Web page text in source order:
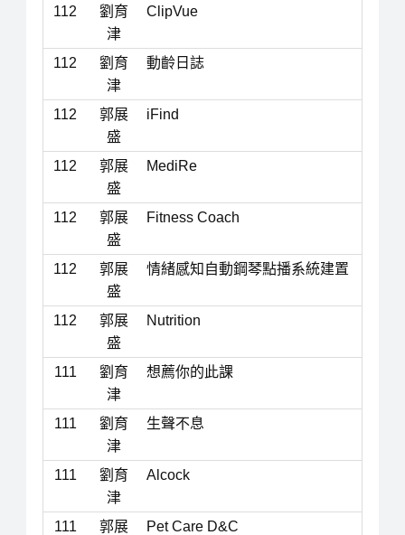
112
劉育
津
ClipVue
112
劉育
津
動齡日誌
112
郭展
盛
iFind
112
郭展
盛
MediRe
112
郭展
盛
Fitness Coach
112
郭展
盛
情緒感知自動鋼琴點播系統建置
112
郭展
盛
Nutrition
111
劉育
津
想薦你的此課
111
劉育
津
生聲不息
111
劉育
津
Alcock
111
郭展
Pet Care D&C